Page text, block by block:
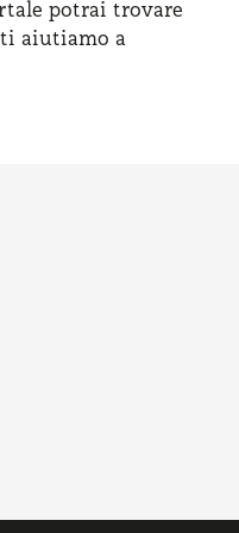
potrai trovare
aiutiamo a